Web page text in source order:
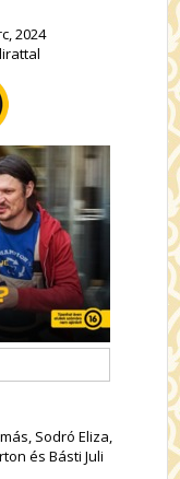
2024
Sodró Eliza,
és Básti Juli